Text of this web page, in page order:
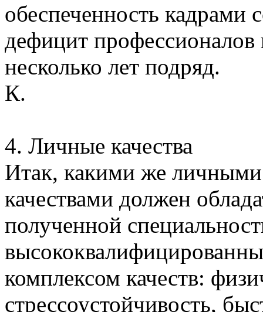
обеспеченность кадрами
дефицит профессионалов
несколько лет подряд.
К.
4. Личные качества
Итак, какими же
качествами должен
полученной
комплексом качеств:
стрессоустойчивость,